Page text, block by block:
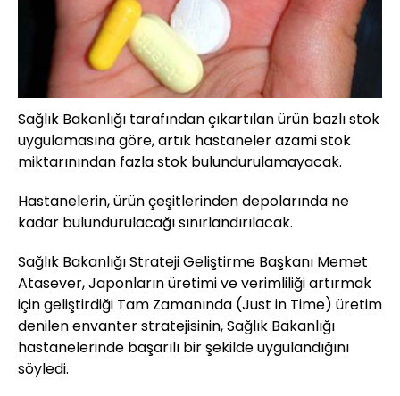
Sağlık Bakanlığı tarafından çıkartılan ürün bazlı stok
uygulamasına göre, artık hastaneler azami stok
miktarınından fazla stok bulundurulamayacak.
Hastanelerin, ürün çeşitlerinden depolarında ne
kadar bulundurulacağı sınırlandırılacak.
Sağlık Bakanlığı Strateji Geliştirme Başkanı Memet
Atasever, Japonların üretimi ve verimliliği artırmak
için geliştirdiği Tam Zamanında (Just in Time) üretim
denilen envanter stratejisinin, Sağlık Bakanlığı
hastanelerinde başarılı bir şekilde uygulandığını
söyledi.